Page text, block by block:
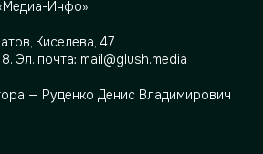
Инфо»
Киселева, 47
. Эл. почта: mail@glush.media
— Руденко Денис Владимирович